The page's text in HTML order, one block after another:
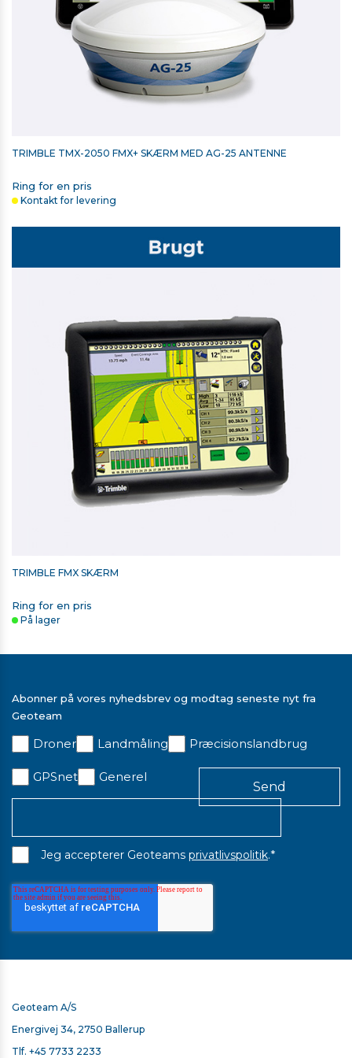
TRIMBLE TMX-2050 FMX+ SKÆRM MED AG-25 ANTENNE
Ring for en pris
Kontakt for levering
TRIMBLE FMX SKÆRM
Ring for en pris
På lager
Abonner på vores nyhedsbrev og modtag seneste nyt fra
Geoteam
Droner Landmåling Præcisionslandbrug
GPSnet Generel
Jeg accepterer Geoteams privatlivspolitik.*
Geoteam A/S
Energivej 34, 2750 Ballerup
Tlf. +45 7733 2233